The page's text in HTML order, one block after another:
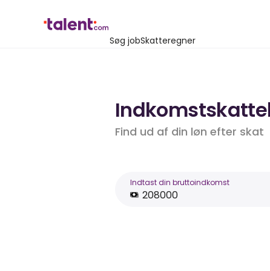
Søg jobSkatteregner
Find ud af din løn efter skat
Indtast din bruttoindkomst